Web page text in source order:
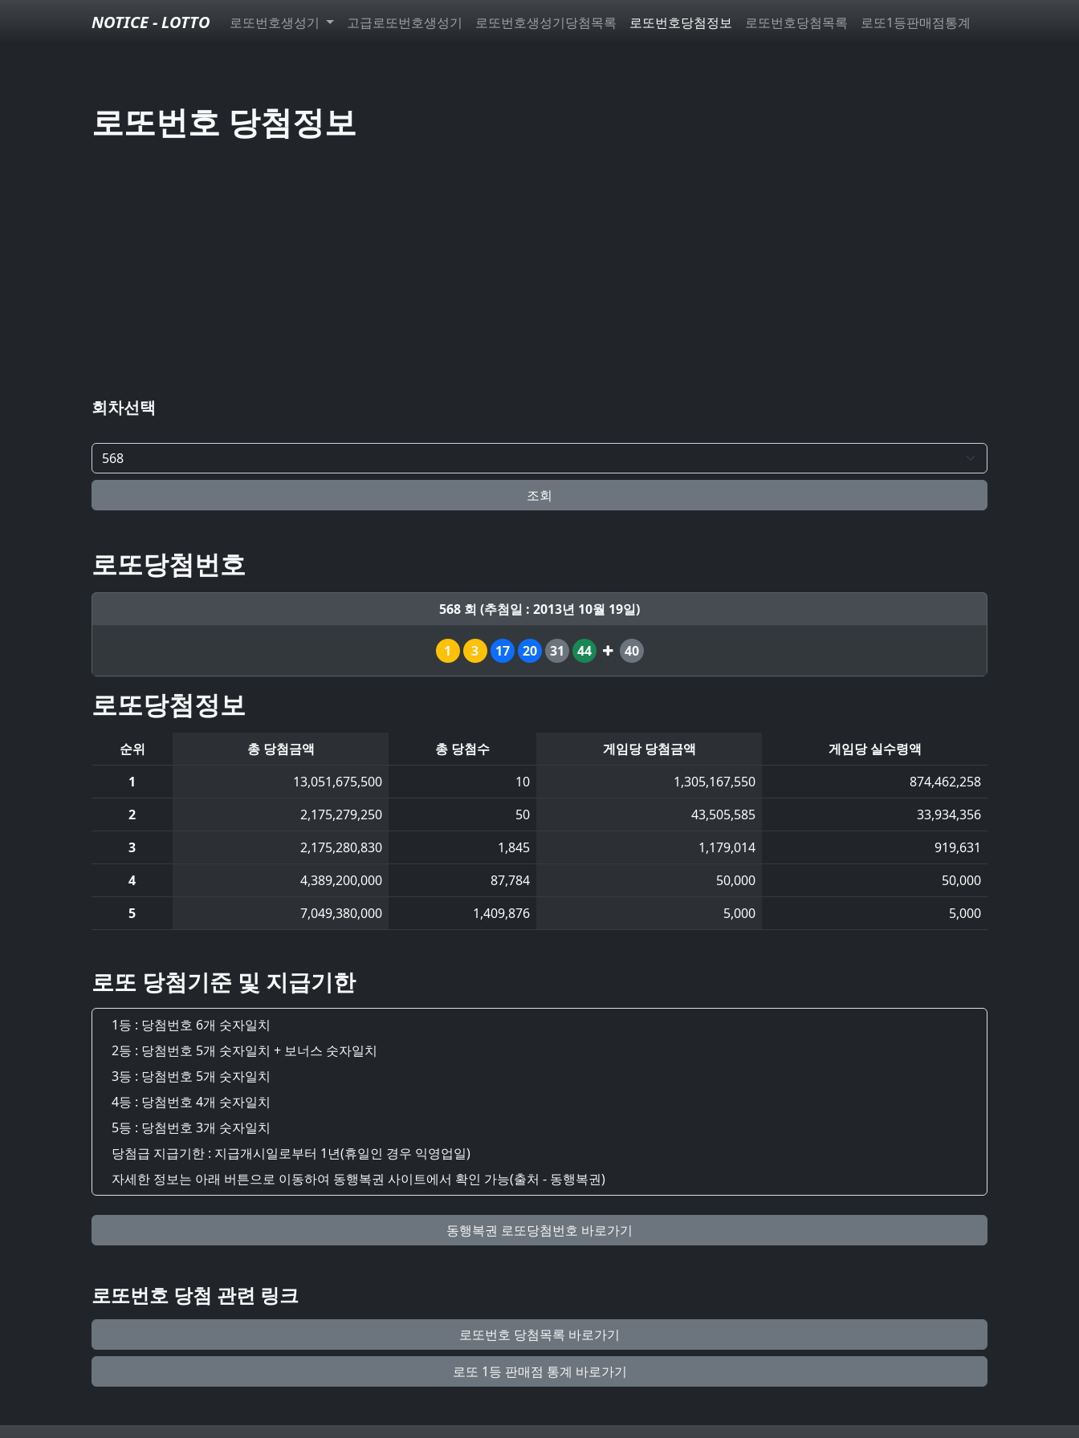
NOTICE - LOTTO 로또번호생성기 고급로또번호생성기 로또번호생성기당첨목록 로또번호당첨정보 로또번호당첨목록 로또1등판매점통계
로또번호 당첨정보
회차선택
조회
로또당첨번호
568 회 (추첨일 : 2013년 10월 19일)
1 3 17 20 31 44 40
로또당첨정보
순위 총 당첨금액 총 당첨수 게임당 당첨금액
게임당 실수령액
1
13,051,675,500 10 1,305,167,550
874,462,258
2
2,175,279,250 50 43,505,585
33,934,356
3
2,175,280,830 1,845 1,179,014
919,631
4
4,389,200,000 87,784 50,000
50,000
5
7,049,380,000 1,409,876 5,000 5,000
로또 당첨기준 및 지급기한
1등 : 당첨번호 6개 숫자일치
2등 : 당첨번호 5개 숫자일치 + 보너스 숫자일치
3등 : 당첨번호 5개 숫자일치
4등 : 당첨번호 4개 숫자일치
5등 : 당첨번호 3개 숫자일치
당첨급 지급기한 : 지급개시일로부터 1년(휴일인 경우 익영업일)
자세한 정보는 아래 버튼으로 이동하여 동행복권 사이트에서 확인 가능(출처 - 동행복권)
동행복권 로또당첨번호 바로가기
로또번호 당첨 관련 링크
로또번호 당첨목록 바로가기
로또 1등 판매점 통계 바로가기